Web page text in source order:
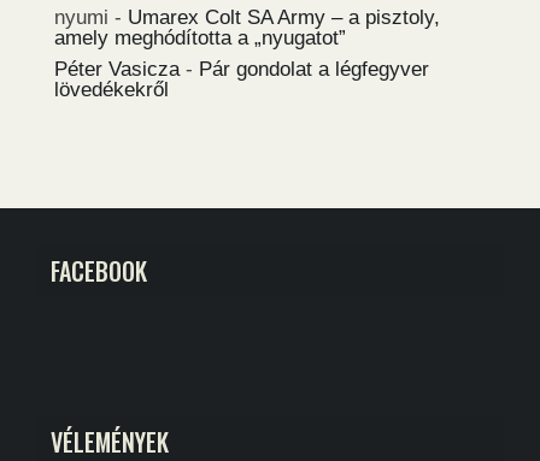
nyumi - Umarex Colt SA Army – a pisztoly,
amely meghódította a „nyugatot”
Péter Vasicza - Pár gondolat a légfegyver
lövedékekről
FACEBOOK
VÉLEMÉNYEK